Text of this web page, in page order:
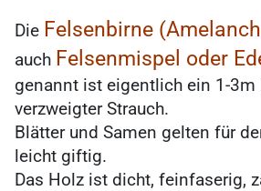
Die Felsenbirne
auch Felsenmispel oder
genannt ist eigentlich ein 1-3m
verzweigter Strauch.
Blätter und Samen gelten für
leicht giftig.
Das Holz ist dicht, feinfaserig,